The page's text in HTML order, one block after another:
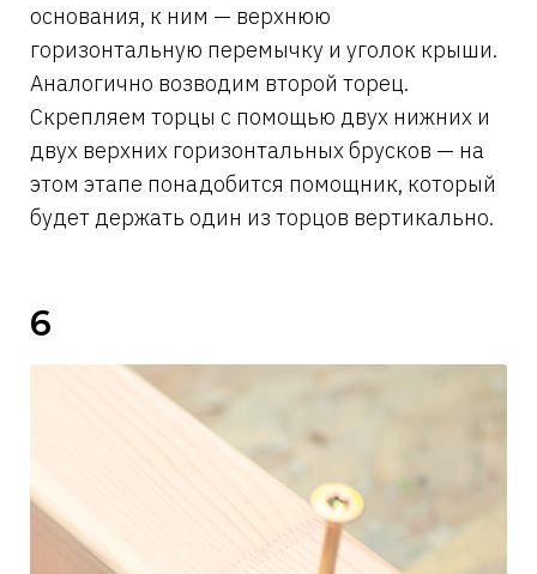
основания, к ним — верхнюю
горизонтальную перемычку и уголок крыши.
Аналогично возводим второй торец.
Скрепляем торцы с помощью двух нижних и
двух верхних горизонтальных брусков — на
этом этапе понадобится помощник, который
будет держать один из торцов вертикально.
6